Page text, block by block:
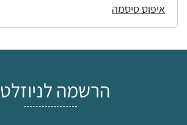
איפוס סיסמה
הרשמה